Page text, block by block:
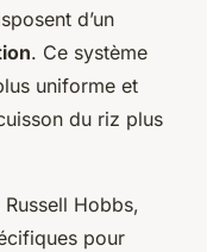
d’un
. Ce système
uniforme et
du riz plus
Hobbs,
pour